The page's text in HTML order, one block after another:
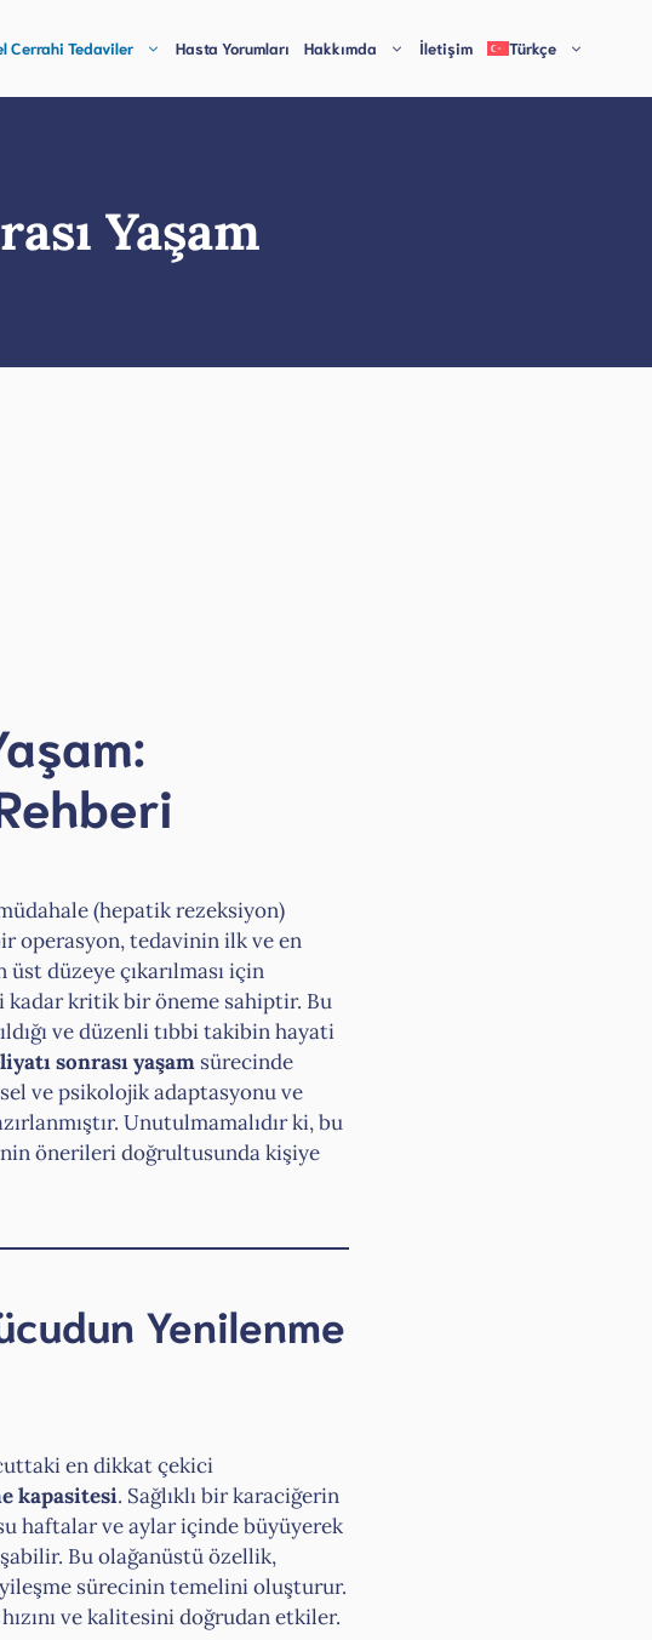
Cerrahi Tedaviler Hasta Yorumları Hakkımda İletişim Türkçe
Yaşam
(hepatik rezeksiyon)
operasyon, tedavinin ilk ve en
düzeye çıkarılması için
kadar kritik bir öneme sahiptir. Bu
ve düzenli tıbbi takibin hayati
sonrası yaşam sürecinde
ve psikolojik adaptasyonu ve
Unutulmamalıdır ki, bu
önerileri doğrultusunda kişiye
Yenilenme
en dikkat çekici
kapasitesi. Sağlıklı bir karaciğerin
haftalar ve aylar içinde büyüyerek
Bu olağanüstü özellik,
sürecinin temelini oluşturur.
ve kalitesini doğrudan etkiler.